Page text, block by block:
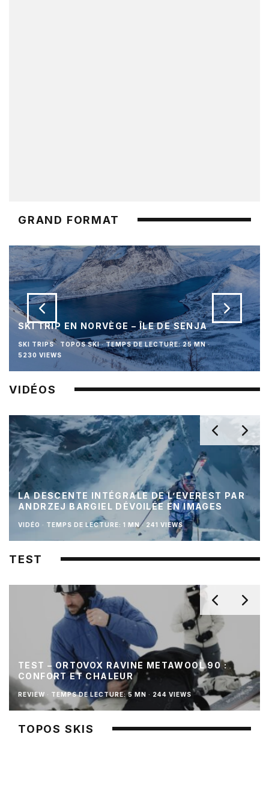
GRAND FORMAT
SKI TRIP EN NORVÈGE – ÎLE DE SENJA
SKI TRIPS TOPOS SKI · TEMPS DE LECTURE: 25 MN ·
5230 VIEWS
VIDÉOS
LA DESCENTE INTÉGRALE DE L’EVEREST PAR
ANDRZEJ BARGIEL DÉVOILÉE EN IMAGES
VIDÉO · TEMPS DE LECTURE: 1 MN · 241 VIEWS
TEST
TEST – ORTOVOX RAVINE METAWOOL 90 :
CONFORT ET CHALEUR
REVIEW · TEMPS DE LECTURE: 5 MN · 244 VIEWS
TOPOS SKIS